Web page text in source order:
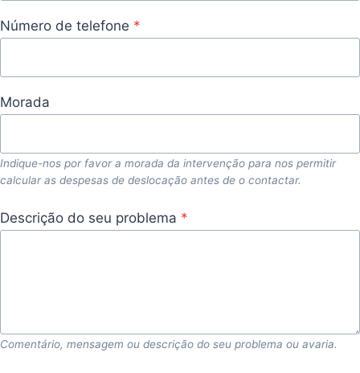
Número de telefone *
Morada
Indique-nos por favor a morada da intervenção para nos permitir
calcular as despesas de deslocação antes de o contactar.
Descrição do seu problema *
Comentário, mensagem ou descrição do seu problema ou avaria.